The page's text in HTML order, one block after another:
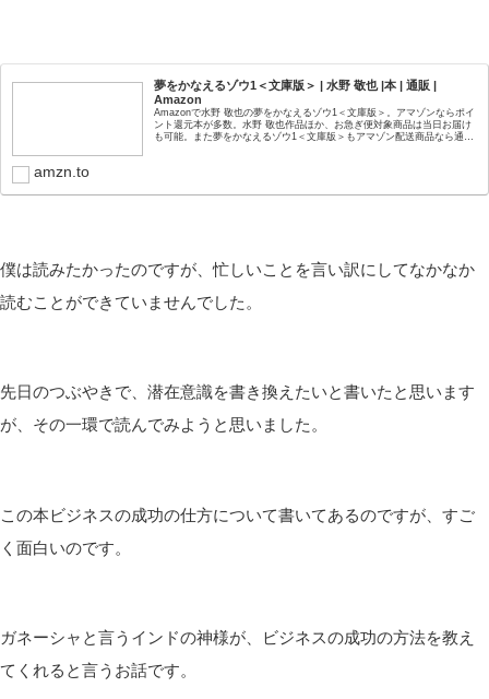
夢をかなえるゾウ1＜文庫版＞ | 水野 敬也 |本 | 通販 |
Amazon
Amazonで水野 敬也の夢をかなえるゾウ1＜文庫版＞。アマゾンならポイ
ント還元本が多数。水野 敬也作品ほか、お急ぎ便対象商品は当日お届け
も可能。また夢をかなえるゾウ1＜文庫版＞もアマゾン配送商品なら通常
amzn.to
僕は読みたかったのですが、忙しいことを言い訳にしてなかなか
読むことができていませんでした。
先日のつぶやきで、潜在意識を書き換えたいと書いたと思います
が、その一環で読んでみようと思いました。
この本ビジネスの成功の仕方について書いてあるのですが、すご
く面白いのです。
ガネーシャと言うインドの神様が、ビジネスの成功の方法を教え
てくれると言うお話です。